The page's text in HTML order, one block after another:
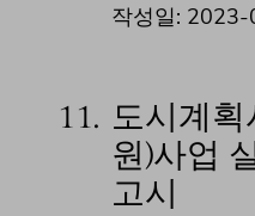
작성일:
11. 도시계획
원)사업
고시